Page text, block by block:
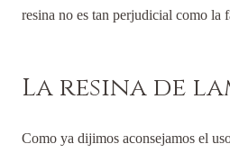
resina no es tan perjudicial como la
La resina de
Como ya dijimos aconsejamos el